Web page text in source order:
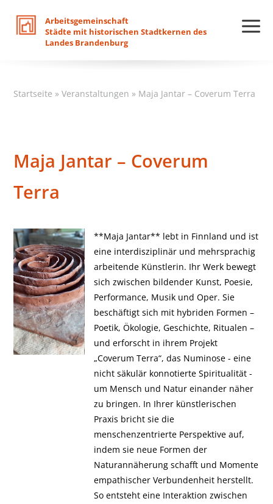
Arbeitsgemeinschaft
Städte mit historischen Stadtkernen des
Landes Brandenburg
Startseite »Veranstaltungen » Maja Jantar – Coverum Terra
Maja Jantar – Coverum
Terra
**Maja Jantar** lebt in Finnland und ist
eine interdisziplinär und mehrsprachig
arbeitende Künstlerin. Ihr Werk bewegt
sich zwischen bildender Kunst, Poesie,
Performance, Musik und Oper. Sie
beschäftigt sich mit hybriden Formen –
Poetik, Ökologie, Geschichte, Ritualen –
und erforscht in ihrem Projekt
„Coverum Terra“, das Numinose - eine
nicht säkulär konnotierte Spiritualität -
um Mensch und Natur einander näher
zu bringen. In Ihrer künstlerischen
Praxis bricht sie die
menschenzentrierte Perspektive auf,
indem sie neue Formen der
Naturannäherung schafft und Momente
empathischer Verbundenheit herstellt.
So entsteht eine Interaktion zwischen